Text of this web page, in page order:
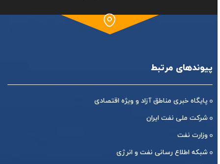
پیوندهای مرتبط
پایگاه خبری مناطق آزاد و ویژه اقتصادی
شرکت ملی نفت ایران
وزارت نفت
شبکه اطلاع رسانی نفت و انرژی